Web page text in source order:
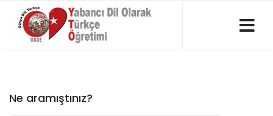
Ne aramıştınız?